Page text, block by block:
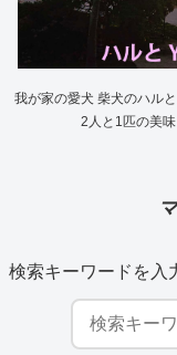
我が家の愛犬 柴犬のハル
2人と1匹の美
検索キーワードを入